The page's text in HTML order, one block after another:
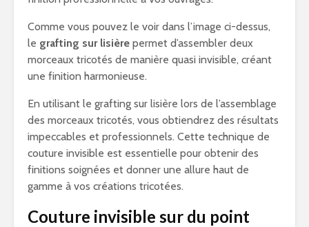
Comme vous pouvez le voir dans l’image ci-dessus,
le grafting sur lisière permet d’assembler deux
morceaux tricotés de manière quasi invisible, créant
une finition harmonieuse.
En utilisant le grafting sur lisière lors de l’assemblage
des morceaux tricotés, vous obtiendrez des résultats
impeccables et professionnels. Cette technique de
couture invisible est essentielle pour obtenir des
finitions soignées et donner une allure haut de
gamme à vos créations tricotées.
Couture invisible sur du point